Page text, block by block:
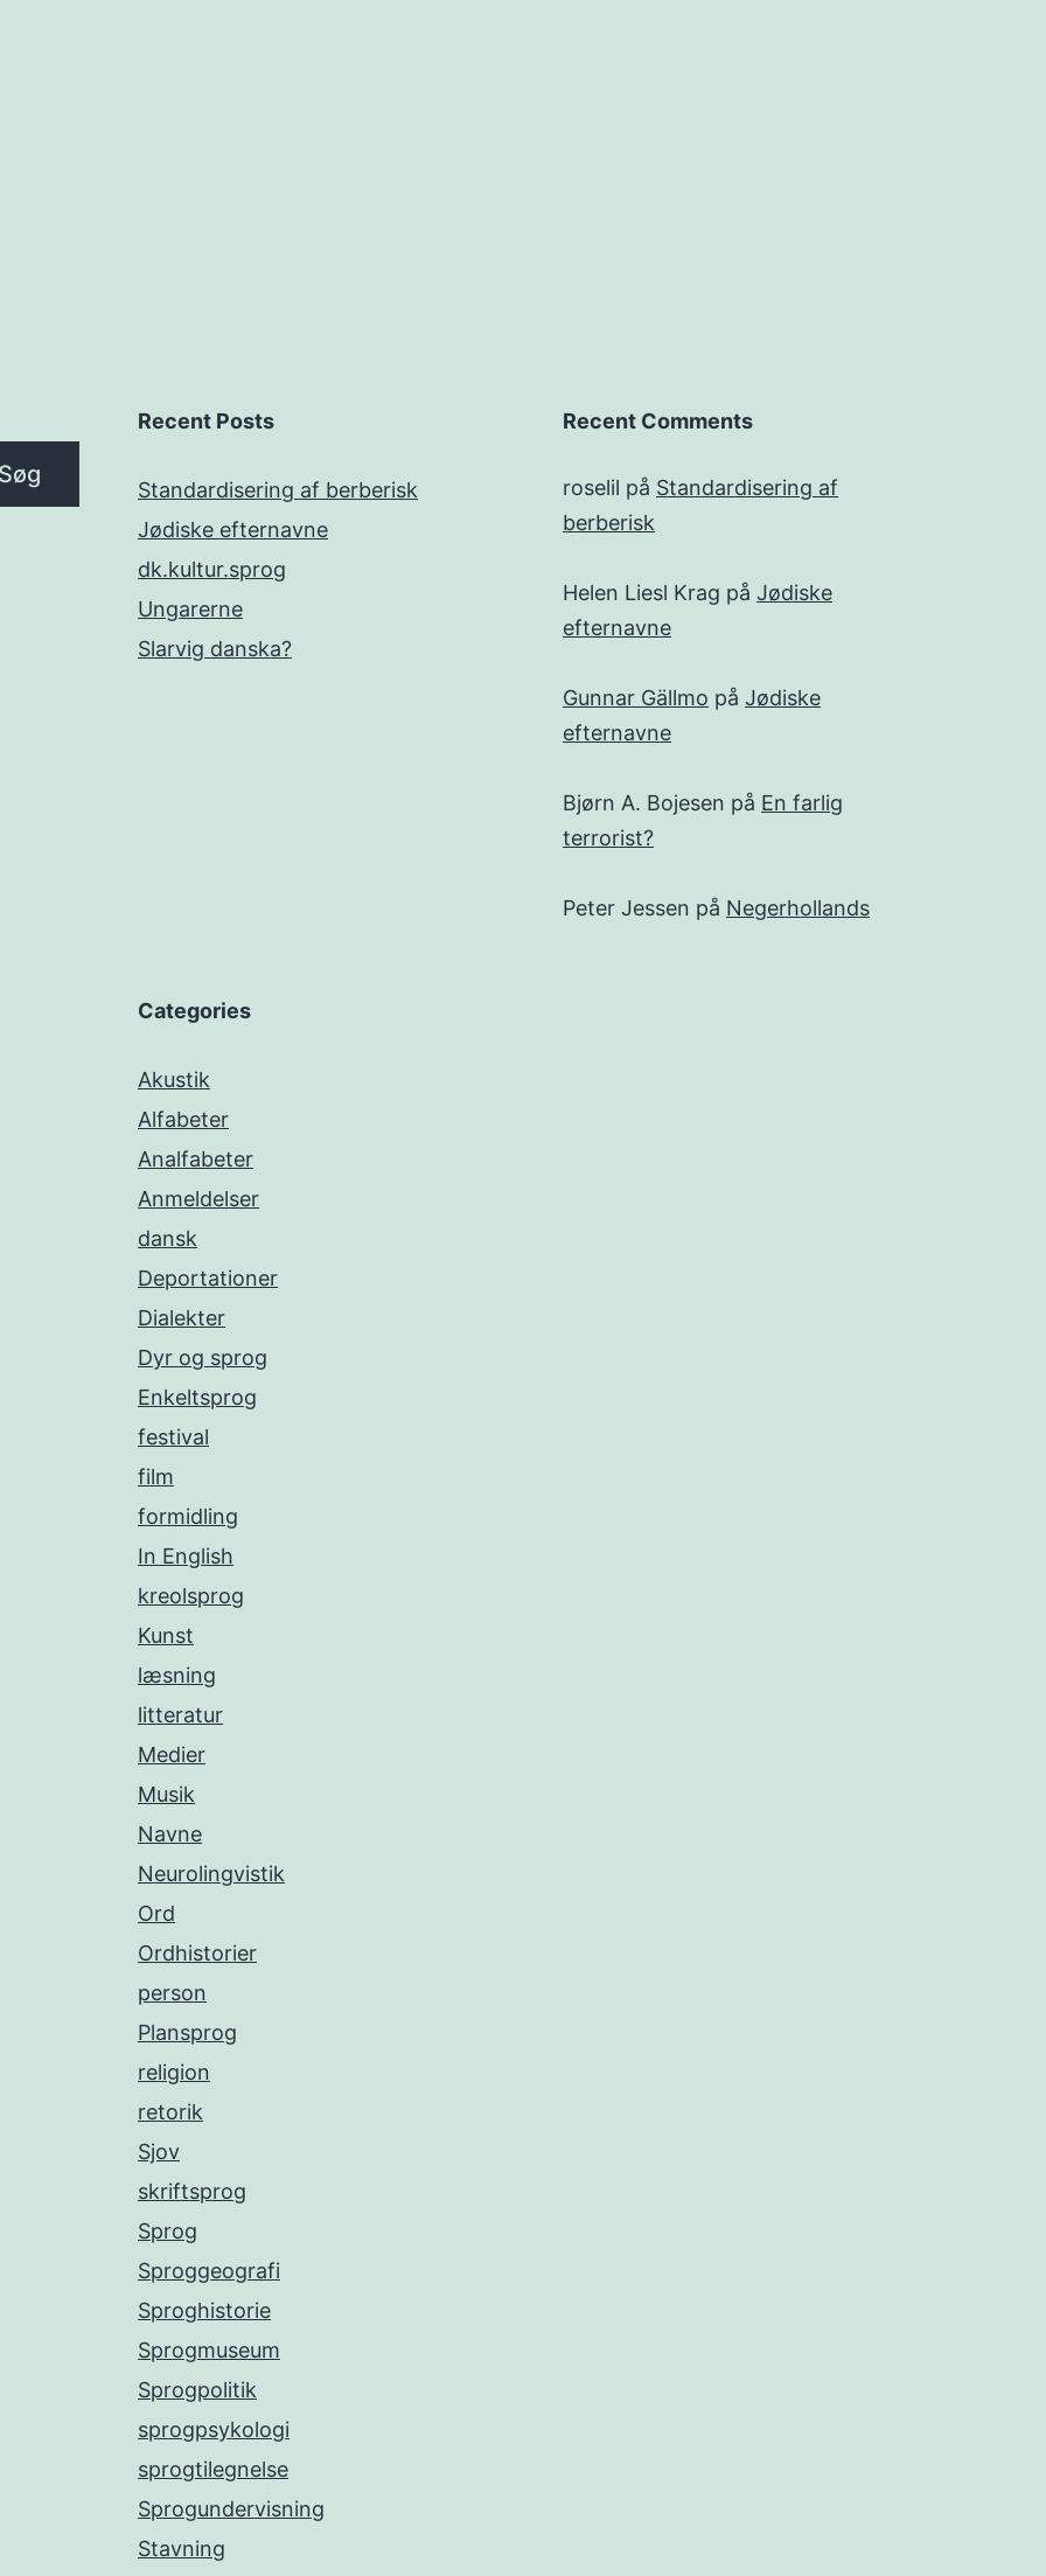
Recent Posts
Standardisering af berberisk
Jødiske efternavne
dk.kultur.sprog
Ungarerne
Slarvig danska?
Recent Comments
roselil på Standardisering af
berberisk
Helen Liesl Krag på Jødiske
efternavne
Gunnar Gällmo på Jødiske
efternavne
Bjørn A. Bojesen på En farlig
terrorist?
Peter Jessen på Negerhollands
Categories
Akustik
Alfabeter
Analfabeter
Anmeldelser
dansk
Deportationer
Dialekter
Dyr og sprog
Enkeltsprog
festival
film
formidling
In English
kreolsprog
Kunst
læsning
litteratur
Medier
Musik
Navne
Neurolingvistik
Ord
Ordhistorier
person
Plansprog
religion
retorik
Sjov
skriftsprog
Sprog
Sproggeografi
Sproghistorie
Sprogmuseum
Sprogpolitik
sprogpsykologi
sprogtilegnelse
Sprogundervisning
Stavning